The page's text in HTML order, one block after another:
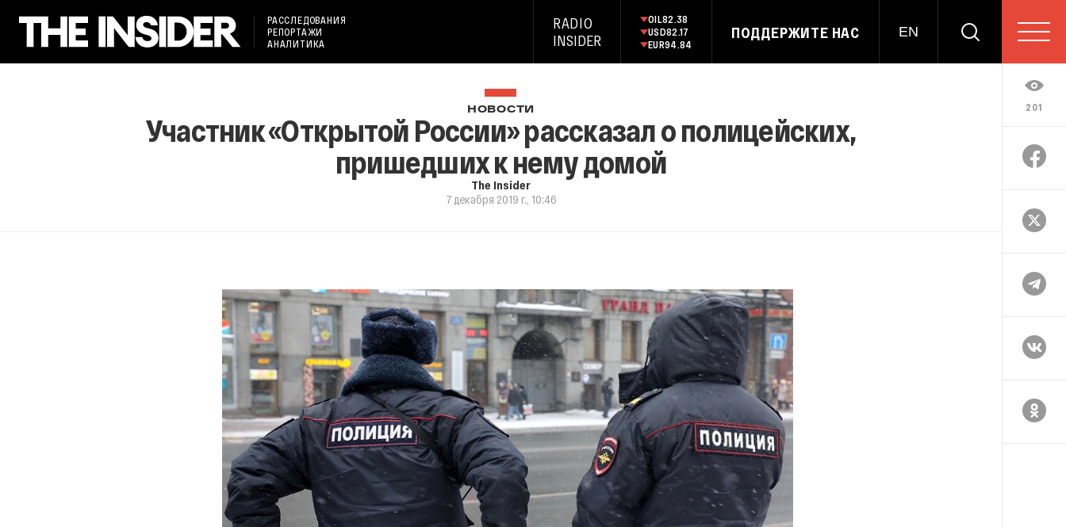
РАССЛЕДОВАНИЯ
РЕПОРТАЖИ
АНАЛИТИКА
RADIO
INSIDER
OIL82.38
USD82.17
EUR94.84
ПОДДЕРЖИТЕ НАС EN
201
НОВОСТИ
Участник «Открытой России» рассказал о полицейских,
пришедших к нему домой
The Insider
7 декабря 2019 г., 10:46